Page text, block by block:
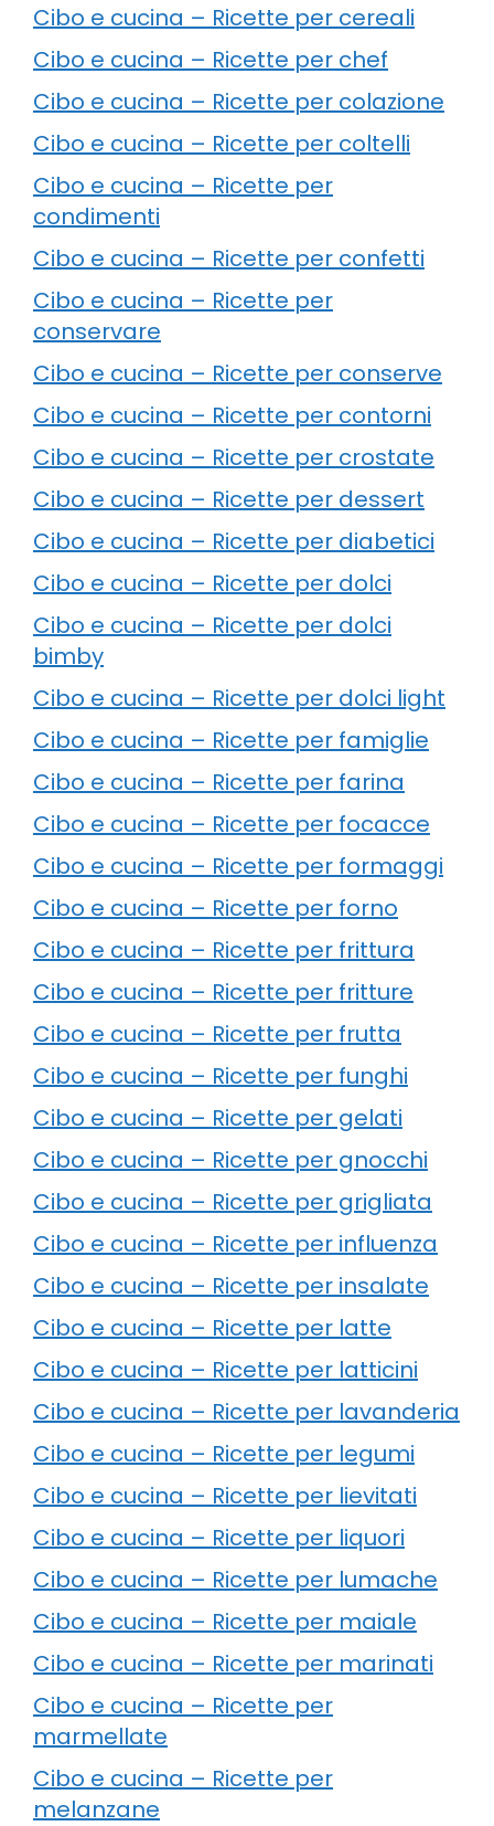
Cibo e cucina – Ricette per cereali
Cibo e cucina – Ricette per chef
Cibo e cucina – Ricette per colazione
Cibo e cucina – Ricette per coltelli
Cibo e cucina – Ricette per
condimenti
Cibo e cucina – Ricette per confetti
Cibo e cucina – Ricette per
conservare
Cibo e cucina – Ricette per conserve
Cibo e cucina – Ricette per contorni
Cibo e cucina – Ricette per crostate
Cibo e cucina – Ricette per dessert
Cibo e cucina – Ricette per diabetici
Cibo e cucina – Ricette per dolci
Cibo e cucina – Ricette per dolci
bimby
Cibo e cucina – Ricette per dolci light
Cibo e cucina – Ricette per famiglie
Cibo e cucina – Ricette per farina
Cibo e cucina – Ricette per focacce
Cibo e cucina – Ricette per formaggi
Cibo e cucina – Ricette per forno
Cibo e cucina – Ricette per frittura
Cibo e cucina – Ricette per fritture
Cibo e cucina – Ricette per frutta
Cibo e cucina – Ricette per funghi
Cibo e cucina – Ricette per gelati
Cibo e cucina – Ricette per gnocchi
Cibo e cucina – Ricette per grigliata
Cibo e cucina – Ricette per influenza
Cibo e cucina – Ricette per insalate
Cibo e cucina – Ricette per latte
Cibo e cucina – Ricette per latticini
Cibo e cucina – Ricette per lavanderia
Cibo e cucina – Ricette per legumi
Cibo e cucina – Ricette per lievitati
Cibo e cucina – Ricette per liquori
Cibo e cucina – Ricette per lumache
Cibo e cucina – Ricette per maiale
Cibo e cucina – Ricette per marinati
Cibo e cucina – Ricette per
marmellate
Cibo e cucina – Ricette per
melanzane